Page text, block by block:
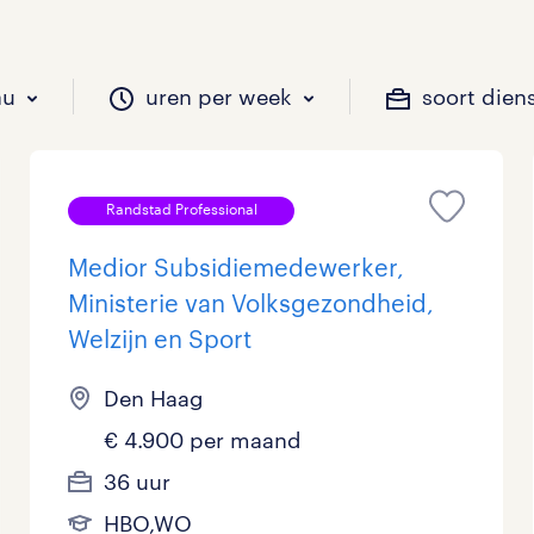
uren per week soort
je werken?
Beveiliging
Chauffeurs
Financieel
Industrieel / Productie
Geen 0
LBO, MAVO, VMBO
Master 0
WO 2
je werken?
9 - 16 uur 0
33 - 36 uur 4
zou jij willen?
Tijdelijk 2
Randstad Professional
Medior Subsidiemedewerker,
Ministerie van Volksgezondheid,
Welzijn en Sport
Den Haag
€ 4.900 per maand
36 uur
HBO,WO